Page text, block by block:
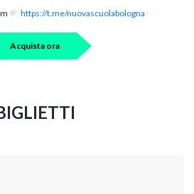
https://t.me/nuovascuolabologna
Acquista ora